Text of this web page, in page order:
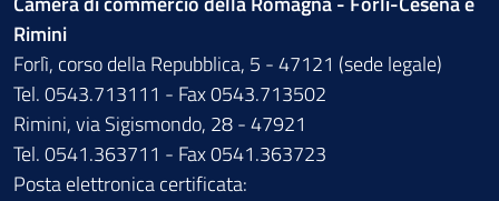
Rimini
Forlì, corso della Repubblica, 5 - 47121 (sede legale)
Tel. 0543.713111 - Fax 0543.713502
Rimini, via Sigismondo, 28 - 47921
Tel. 0541.363711 - Fax 0541.363723
Posta elettronica certificata: